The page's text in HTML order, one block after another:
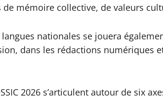
de mémoire collective, de valeurs
nationales se jouera
dans les rédactions numériques
2026 s’articulent autour de six